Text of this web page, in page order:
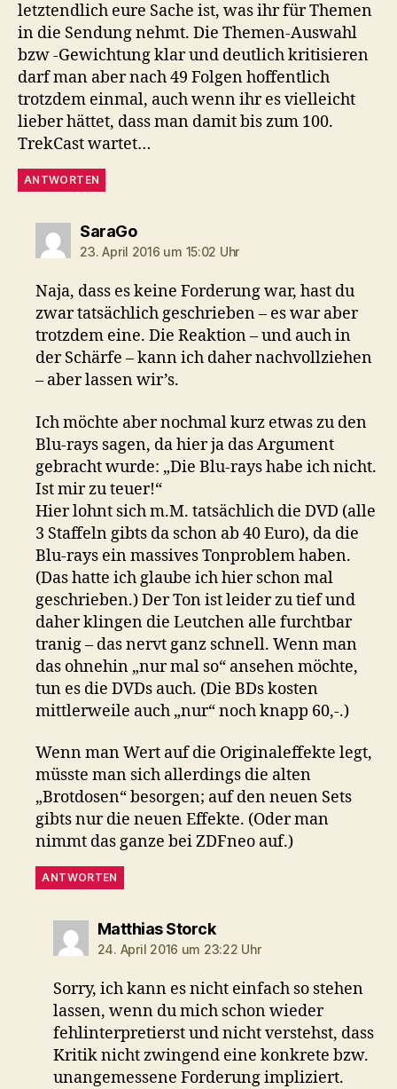
letztendlich eure Sache ist, was ihr für Themen
in die Sendung nehmt. Die Themen-Auswahl
bzw -Gewichtung klar und deutlich kritisieren
darf man aber nach 49 Folgen hoffentlich
trotzdem einmal, auch wenn ihr es vielleicht
lieber hättet, dass man damit bis zum 100.
TrekCast wartet…
ANTWORTEN
SaraGosagt:
23. April 2016 um 15:02 Uhr
Naja, dass es keine Forderung war, hast du
zwar tatsächlich geschrieben – es war aber
trotzdem eine. Die Reaktion – und auch in
der Schärfe – kann ich daher nachvollziehen
– aber lassen wir’s.
Ich möchte aber nochmal kurz etwas zu den
Blu-rays sagen, da hier ja das Argument
gebracht wurde: „Die Blu-rays habe ich nicht.
Ist mir zu teuer!“
Hier lohnt sich m.M. tatsächlich die DVD (alle
3 Staffeln gibts da schon ab 40 Euro), da die
Blu-rays ein massives Tonproblem haben.
(Das hatte ich glaube ich hier schon mal
geschrieben.) Der Ton ist leider zu tief und
daher klingen die Leutchen alle furchtbar
tranig – das nervt ganz schnell. Wenn man
das ohnehin „nur mal so“ ansehen möchte,
tun es die DVDs auch. (Die BDs kosten
mittlerweile auch „nur“ noch knapp 60,-.)
Wenn man Wert auf die Originaleffekte legt,
müsste man sich allerdings die alten
„Brotdosen“ besorgen; auf den neuen Sets
gibts nur die neuen Effekte. (Oder man
nimmt das ganze bei ZDFneo auf.)
ANTWORTEN
Matthias Storcksagt:
24. April 2016 um 23:22 Uhr
Sorry, ich kann es nicht einfach so stehen
lassen, wenn du mich schon wieder
fehlinterpretierst und nicht verstehst, dass
Kritik nicht zwingend eine konkrete bzw.
unangemessene Forderung impliziert.